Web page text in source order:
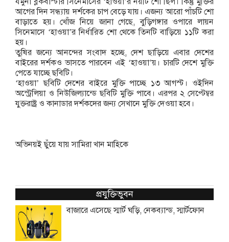
আগের দিন সন্ধ্যায় দর্শকের চাপ বেড়ে যায়। এজন্য আরো পাঁচটি শো
বাড়াতে হয়। খোঁজ নিয়ে জানা গেছে, বুড়িগঙ্গার ওপারে লায়ন
সিনেমাসে ‘হাওয়া’র নির্ধারিত শো থেকে তিনটি বাড়িয়ে ১১টি করা
হয়।
তুষির জন্যে আনন্দের সংবাদ হচ্ছে, দেশ ছাড়িয়ে এবার দেশের
বাইরের দর্শকও ভাসতে পারবেন এই ‘হাওয়া’য়। চারটি দেশে মুক্তি
পেতে যাচ্ছে ছবিটি।
‘হাওয়া’ ছবিটি দেশের বাইরে মুক্তি পাচ্ছে ১৩ আগস্ট। ওইদিন
অস্ট্রেলিয়া ও নিউজিল্যান্ডে ছবিটি মুক্তি পাবে। এরপর ২ সেপ্টেম্বর
যুক্তরাষ্ট্র ও কানাডার দর্শকদের জন্য সেখানে মুক্তি দেওয়া হবে।
অভিনয়ই ছুঁয়ে যায় সামিরা খান মাহিকে
প্রযুক্তিভুবন
বাজারে এসেছে স্মার্ট ঘড়ি, নেকব্যান্ড, স্মার্টফোন